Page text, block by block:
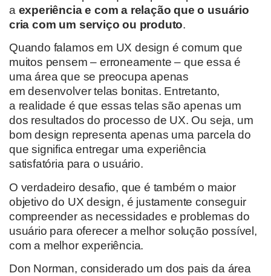
a experiência e com a relação que o usuário
cria com um serviço ou produto.
Quando falamos em UX design é comum que
muitos pensem – erroneamente – que essa é
uma área que se preocupa apenas
em desenvolver telas bonitas. Entretanto,
a realidade é que essas telas são apenas um
dos resultados do processo de UX. Ou seja, um
bom design representa apenas uma parcela do
que significa entregar uma experiência
satisfatória para o usuário.
O verdadeiro desafio, que é também o maior
objetivo do UX design, é justamente conseguir
compreender as necessidades e problemas do
usuário para oferecer a melhor solução possível,
com a melhor experiência.
Don Norman, considerado um dos pais da área